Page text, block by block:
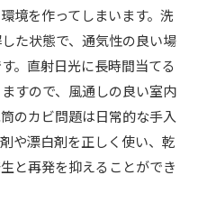
境を作ってしまいます。洗
た状態で、通気性の良い場
。直射日光に長時間当てる
すので、風通しの良い室内
のカビ問題は日常的な手入
や漂白剤を正しく使い、乾
と再発を抑えることができ